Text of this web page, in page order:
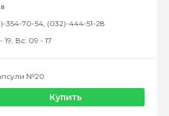
354-70-54, (032)-444-51-28
Вс: 09 - 17
№20
Купить